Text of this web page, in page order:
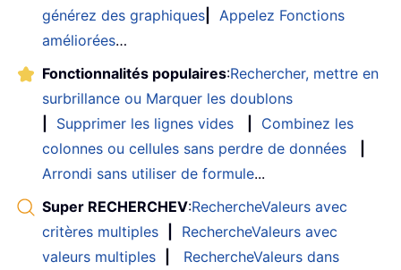
générez des graphiques
Appelez Fonctions
améliorées…
Fonctionnalités populaires:Rechercher, mettre en
surbrillance ou Marquer les doublons
Supprimer les lignes vides
Combinez les
colonnes ou cellules sans perdre de données
Arrondi sans utiliser de formule...
Super RECHERCHEV:RechercheValeurs avec
critères multiples
RechercheValeurs avec
valeurs multiples
RechercheValeurs dans